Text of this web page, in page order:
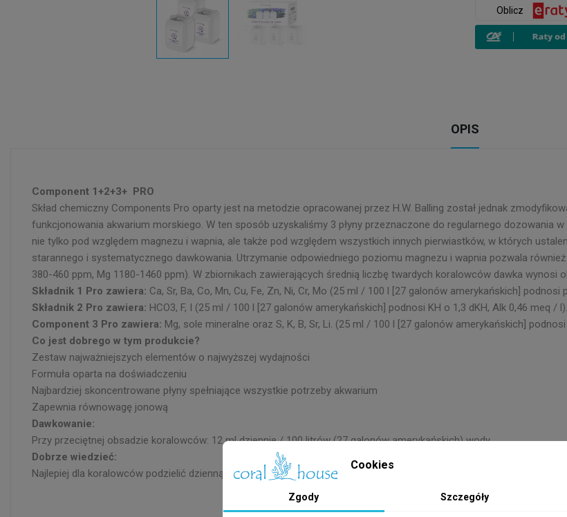
Oblicz
OPIS
Component 1+2+3+ PRO
Skład chemiczny Components Pro oparty jest na metodzie opracowanej przez H.W. Balling został jednak
funkcjonowania akwarium morskiego. W ten sposób uzyskaliśmy 3 płyny przeznaczone do regularnego dozowania
nie tylko pod względem magnezu i wapnia, ale także pod względem wszystkich innych pierwiastków, w których
starannego i systematycznego dawkowania. Utrzymanie odpowiedniego poziomu magnezu i wapnia pozwala
380-460 ppm, Mg 1180-1460 ppm). W zbiornikach zawierających średnią liczbę twardych koralowców dawka wynosi
Składnik 1 Pro zawiera: Ca, Sr, Ba, Co, Mn, Cu, Fe, Zn, Ni, Cr, Mo (25 ml / 100 l [27 galonów amerykańskich] podnosi
Składnik 2 Pro zawiera: HCO3, F, I (25 ml / 100 l [27 galonów amerykańskich] podnosi KH o 1,3 dKH, Alk 0,46 meq / l).
Component 3 Pro zawiera: Mg, sole mineralne oraz S, K, B, Sr, Li. (25 ml / 100 l [27 galonów amerykańskich]
Co jest dobrego w tym produkcie?
Zestaw najważniejszych elementów o najwyższej wydajności
Formuła oparta na doświadczeniu
Najbardziej skoncentrowane płyny spełniające wszystkie potrzeby akwarium
Zapewnia równowagę jonową
Dawkowanie:
Przy przeciętnej obsadzie koralowców: 12 ml dziennie / 100 litrów (27 galonów amerykańskich) wody
Dobrze wiedzieć:
Najlepiej dla koralowców podzielić dzienną dawkę na tak wiele małych dawek, jak to możliwe
Cookies
Zgody Szczegóły